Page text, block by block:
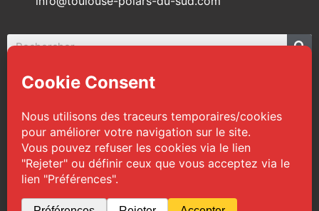
© 2026 Toulouse Polars du Sud | Tous droits
réservés
Web Design : TPS|Mentions légales